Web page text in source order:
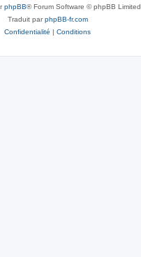
phpBB® Forum Software © phpBB Limited
Traduit parphpBB-fr.com
Confidentialité | Conditions